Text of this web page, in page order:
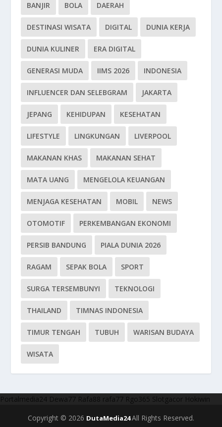
BANJIR BOLA DAERAH
DESTINASI WISATA DIGITAL DUNIA KERJA
DUNIA KULINER ERA DIGITAL
GENERASI MUDA IIMS 2026 INDONESIA
INFLUENCER DAN SELEBGRAM JAKARTA
JEPANG KEHIDUPAN KESEHATAN
LIFESTYLE LINGKUNGAN LIVERPOOL
MAKANAN KHAS MAKANAN SEHAT
MATA UANG MENGELOLA KEUANGAN
MENJAGA KESEHATAN MOBIL NEWS
OTOMOTIF PERKEMBANGAN EKONOMI
PERSIB BANDUNG PIALA DUNIA 2026
RAGAM SEPAK BOLA SPORT
SURGA TERSEMBUNYI TEKNOLOGI
THAILAND TIMNAS INDONESIA
TIMUR TENGAH TUBUH WARISAN BUDAYA
WISATA
Portalmedia24 Dewa77 Rafa88 rafa77 Rgo365 Slotgacor Hokiwin
Copyright © 2026 DutaMedia24All Rights Reserved.